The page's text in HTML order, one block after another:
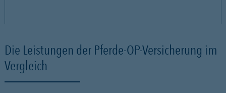
Die Leistungen der Pferde-OP-Versicherung im
Vergleich